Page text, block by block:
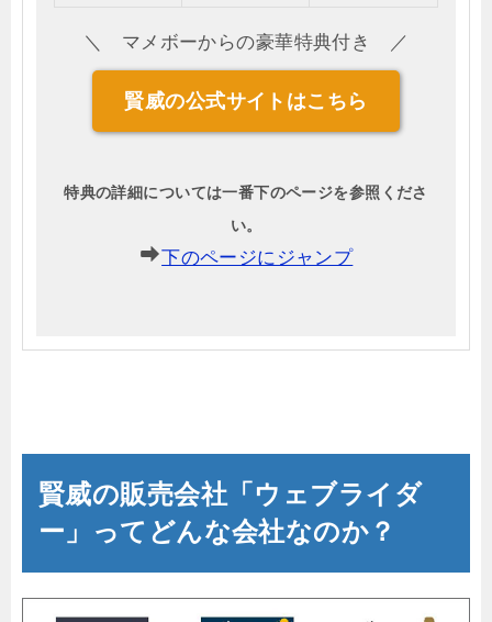
＼ マメボーからの豪華特典付き ／
賢威の公式サイトはこちら
特典の詳細については一番下のページを参照くださ
い。
下のページにジャンプ
賢威の販売会社「ウェブライダ
ー」ってどんな会社なのか？